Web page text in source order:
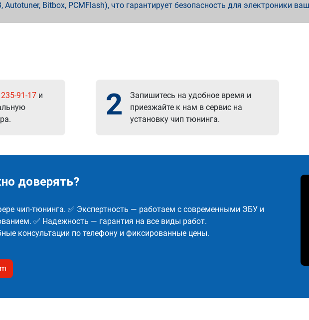
Autotuner, Bitbox, PCMFlash), что гарантирует безопасность для электроники
91-17 и
2
Запишитесь на удобное время и
приезжайте к нам в сервис на
установку чип тюнинга.
доверять?
чип-тюнинга. ✅ Экспертность — работаем с современными ЭБУ и
✅ Надежность — гарантия на все виды работ.
консультации по телефону и фиксированные цены.